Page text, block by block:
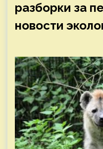
разборки за
новости